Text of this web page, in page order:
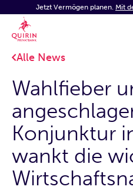
Jetzt Vermögen planen. Mit
Alle News
Wahlfieber
Konjunktur
wankt die